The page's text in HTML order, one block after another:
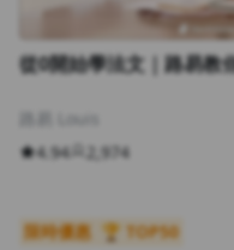
從0開始學法⽂｜路易教
路易 Louis
4.94
2,974
限時優惠 🏆 TOP50